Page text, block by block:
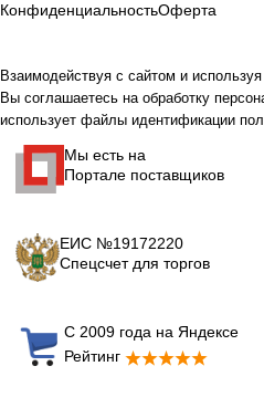
КонфиденциальностьОферта
Взаимодействуя с сайтом и
Вы соглашаетесь на обработку
использует файлы идентификации
Мы есть на
Портале поставщиков
ЕИС №19172220
Спецсчет для торгов
С 2009 года на Яндексе
Рейтинг